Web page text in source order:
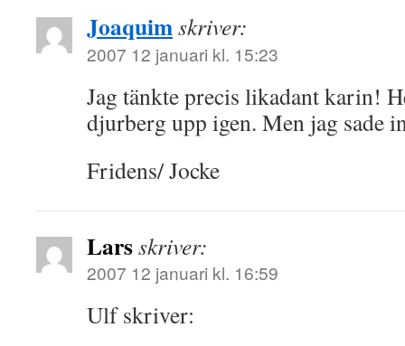
Joaquimskriver:
2007 12 januari kl. 15:23
Jag tänkte precis likadant karin!
djurberg upp igen. Men jag sade
Fridens/ Jocke
Larsskriver:
2007 12 januari kl. 16:59
Ulf skriver: